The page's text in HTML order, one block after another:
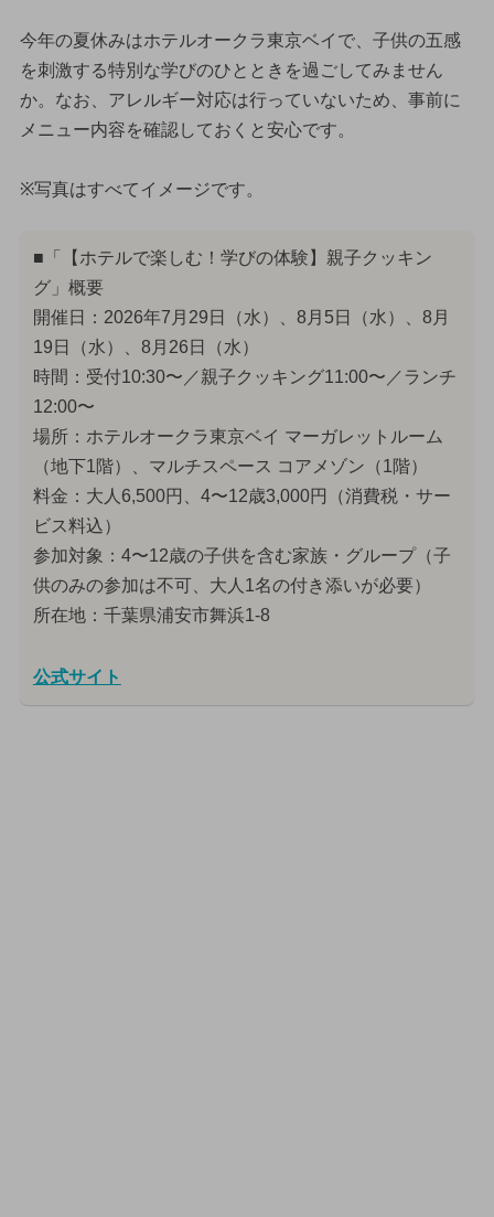
今年の夏休みはホテルオークラ東京ベイで、子供の五感
を刺激する特別な学びのひとときを過ごしてみません
か。なお、アレルギー対応は行っていないため、事前に
メニュー内容を確認しておくと安心です。
※写真はすべてイメージです。
■「【ホテルで楽しむ！学びの体験】親子クッキン
グ」概要
開催日：2026年7月29日（水）、8月5日（水）、8月
19日（水）、8月26日（水）
時間：受付10:30〜／親子クッキング11:00〜／ランチ
12:00〜
場所：ホテルオークラ東京ベイ マーガレットルーム
（地下1階）、マルチスペース コアメゾン（1階）
料金：大人6,500円、4〜12歳3,000円（消費税・サー
ビス料込）
参加対象：4〜12歳の子供を含む家族・グループ（子
供のみの参加は不可、大人1名の付き添いが必要）
所在地：千葉県浦安市舞浜1-8
公式サイト